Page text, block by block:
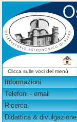
Clicca sulle voci del menù
Informazioni
Telefoni - email
Ricerca
Didattica & divulgazione